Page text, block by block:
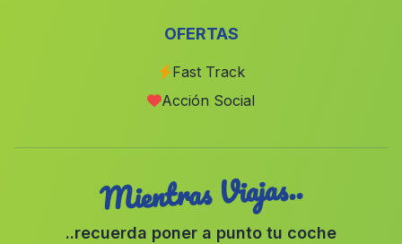
Cortijada El Calguerin(Malaga)
Estacion de Hijate(Malaga)
Caserio El Carcamo(Malaga)
OFERTAS
Fast Track
Acción Social
Mientras Viajas..
..recuerda poner a punto tu coche